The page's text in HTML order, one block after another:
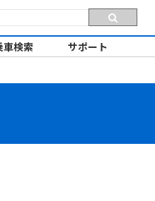
車検索 サポート